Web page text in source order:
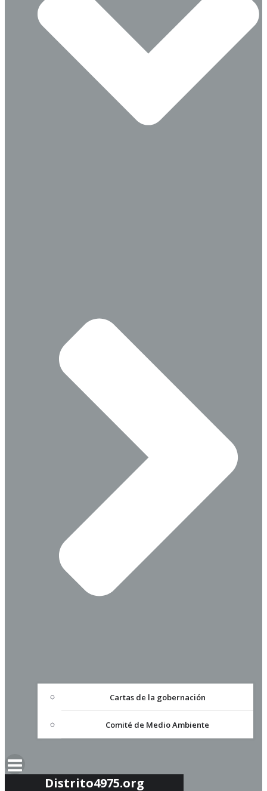
Cartas de la gobernación
Comité de Medio Ambiente
Distrito4975.org